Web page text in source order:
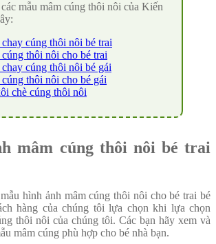
mẫu mâm cúng thôi nôi của Kiến
cúng thôi nôi bé trai
thôi nôi cho bé trai
cúng thôi nôi bé gái
thôi nôi cho bé gái
chè cúng thôi nôi
mâm cúng thôi nôi bé trai
hình ảnh mâm cúng thôi nôi cho bé trai bé
hàng của chúng tôi lựa chọn khi lựa chọn
thôi nôi của chúng tôi. Các bạn hãy xem và
mâm cúng phù hợp cho bé nhà bạn.